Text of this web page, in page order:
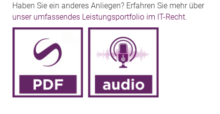
Haben Sie ein anderes Anliegen? Erfahren Sie mehr über
unser umfassendes Leistungsportfolio im IT-Recht.